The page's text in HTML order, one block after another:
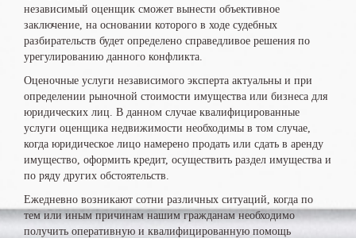
независимый оценщик сможет вынести объективное
заключение, на основании которого в ходе судебных
разбирательств будет определено справедливое решения по
урегулированию данного конфликта.
Оценочные услуги независимого эксперта актуальны и при
определении рыночной стоимости имущества или бизнеса для
юридических лиц. В данном случае квалифицированные
услуги оценщика недвижимости необходимы в том случае,
когда юридическое лицо намерено продать или сдать в аренду
имущество, оформить кредит, осуществить раздел имущества и
по ряду других обстоятельств.
Ежедневно возникают сотни различных ситуаций, когда по
тем или иным причинам нашим гражданам необходимо
получить оперативную и квалифицированную помощь